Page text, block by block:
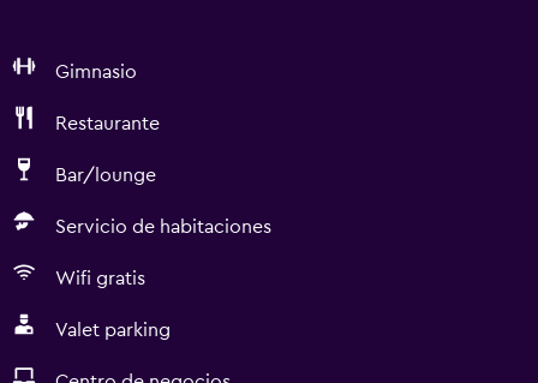
Gimnasio
Restaurante
Bar/lounge
Servicio de habitaciones
Wifi gratis
Valet parking